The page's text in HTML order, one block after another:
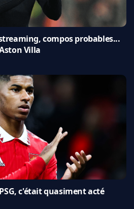
compos probables...
Villa
c'était quasiment acté